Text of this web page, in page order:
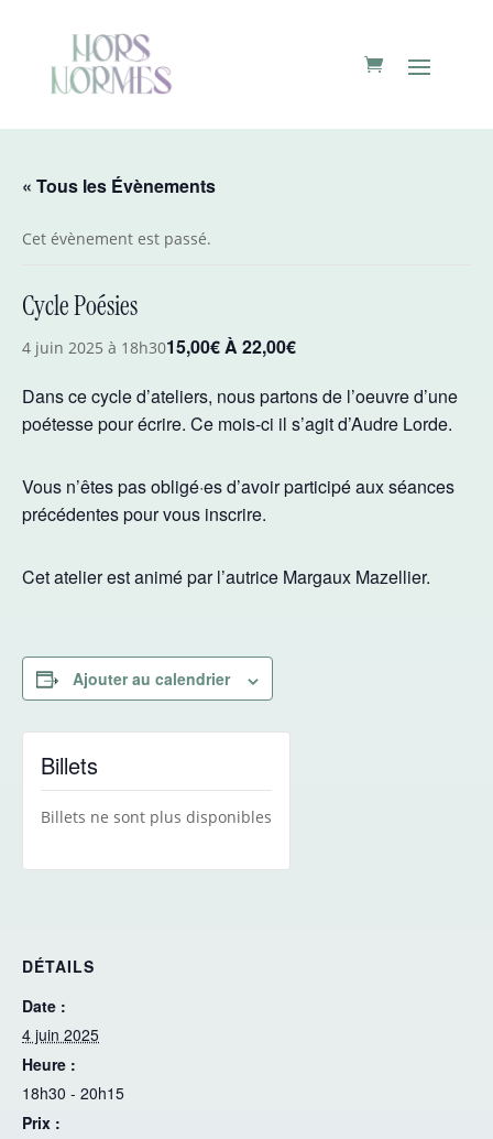
« Tous les Évènements
Cet évènement est passé.
Cycle Poésies
4 juin 2025 à 18h3015,00€ À 22,00€
Dans ce cycle d’ateliers, nous partons de l’oeuvre d’une
poétesse pour écrire. Ce mois-ci il s’agit d’Audre Lorde.
Vous n’êtes pas obligé·es d’avoir participé aux séances
précédentes pour vous inscrire.
Cet atelier est animé par l’autrice Margaux Mazellier.
Ajouter au calendrier
DÉTAILS
Date :
4 juin 2025
Heure :
18h30 - 20h15
Prix :
Billets
Billets ne sont plus disponibles